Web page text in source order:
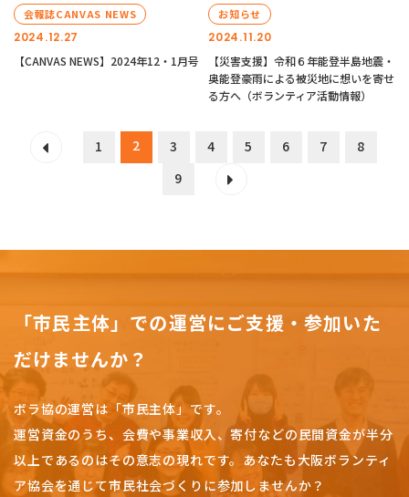
2024.12.27
会報誌CANVAS NEWS
【CANVAS NEWS】2024年12・1月号
2024.11.20
お知らせ
【災害支援】令和６年能登半島地震・
奥能登豪雨による被災地に想いを寄せ
る方へ（ボランティア活動情報）
1 2 3 4 5 6 7
8
9
「市民主体」での運営にご支援・参加いた
だけませんか？
ボラ協の運営は「市民主体」です。
運営資金のうち、会費や事業収入、寄付などの民間資金が半分
以上であるのはその意志の現れです。 あなたも大阪ボランティ
ア協会を通じて市民社会づくりに参加しませんか？